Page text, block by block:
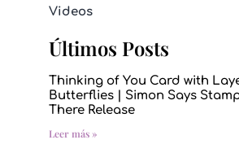
Videos
Últimos Posts
Thinking of You Card with
Butterflies | Simon Says
There Release
Leer más »